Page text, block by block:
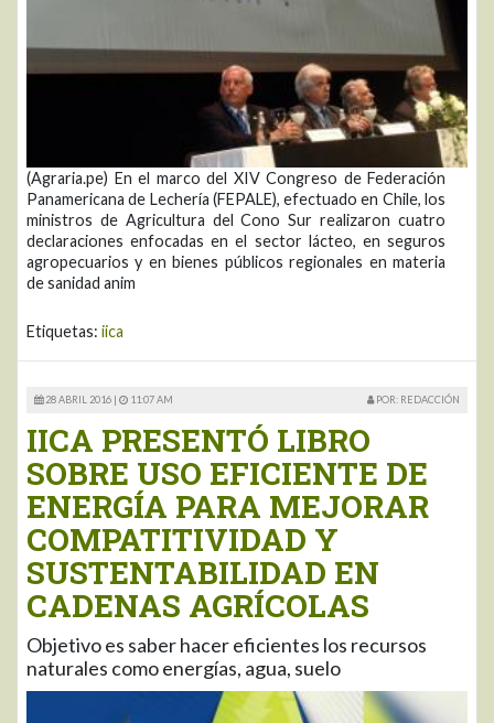
(Agraria.pe) En el marco del XIV Congreso de Federación
Panamericana de Lechería (FEPALE), efectuado en Chile, los
ministros de Agricultura del Cono Sur realizaron cuatro
declaraciones enfocadas en el sector lácteo, en seguros
agropecuarios y en bienes públicos regionales en materia
de sanidad anim
Etiquetas: iica
28 ABRIL 2016 | 11:07 AM POR: REDACCIÓN
IICA PRESENTÓ LIBRO
SOBRE USO EFICIENTE DE
ENERGÍA PARA MEJORAR
COMPATITIVIDAD Y
SUSTENTABILIDAD EN
CADENAS AGRÍCOLAS
Objetivo es saber hacer eficientes los recursos
naturales como energías, agua, suelo